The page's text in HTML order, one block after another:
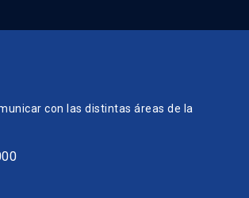
con las distintas áreas de la